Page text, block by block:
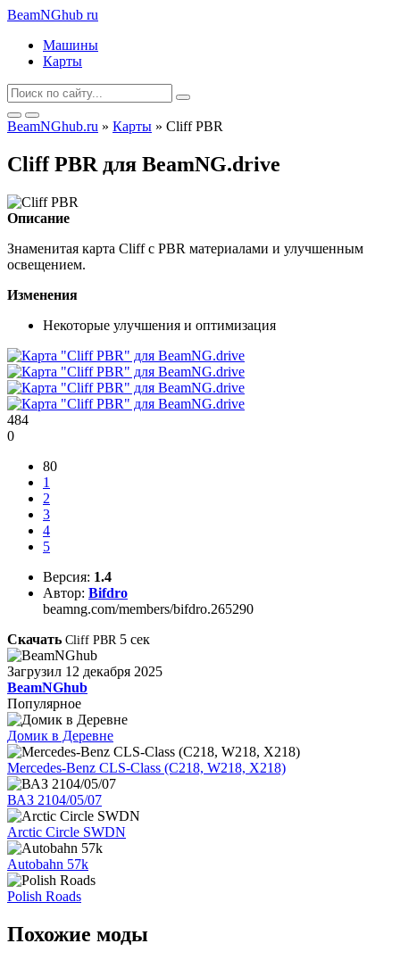
BeamNGhub ru
Машины
Карты
BeamNGhub.ru » Карты » Cliff PBR
Cliff PBR для BeamNG.drive
Описание
Знаменитая карта Cliff с PBR материалами и улучшенным
освещением.
Изменения
Некоторые улучшения и оптимизация
484
0
80
1
2
3
4
5
Версия: 1.4
Автор: Bifdro
beamng.com/members/bifdro.265290
Скачать Cliff PBR 5 сек
Загрузил 12 декабря 2025
BeamNGhub
Популярное
Домик в Деревне
Mercedes-Benz CLS-Class (C218, W218, X218)
ВАЗ 2104/05/07
Arctic Circle SWDN
Autobahn 57k
Polish Roads
Похожие моды